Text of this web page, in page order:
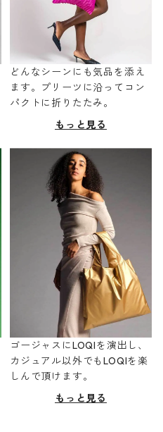
どんなシーンにも気品を添え
ます。プリーツに沿ってコン
パクトに折りたたみ。
もっと見る
ゴージャスにLOQIを演出し、
カジュアル以外でもLOQIを楽
しんで頂けます。
もっと見る